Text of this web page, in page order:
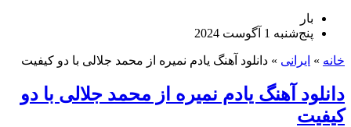
بار
پنج‌شنبه 1 آگوست 2024
خانه » ایرانی » دانلود آهنگ یادم نمیره از محمد جلالی با دو کیفیت
دانلود آهنگ یادم نمیره از محمد جلالی با دو
کیفیت